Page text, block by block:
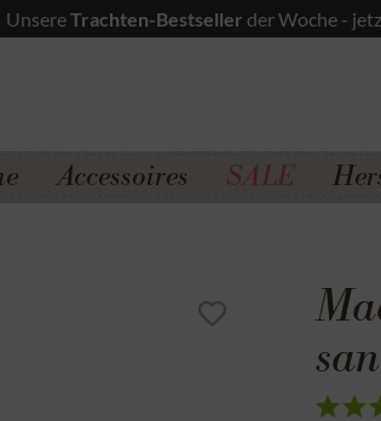
UnsereTrachten-Bestseller der Woche -
Accessoires SALE